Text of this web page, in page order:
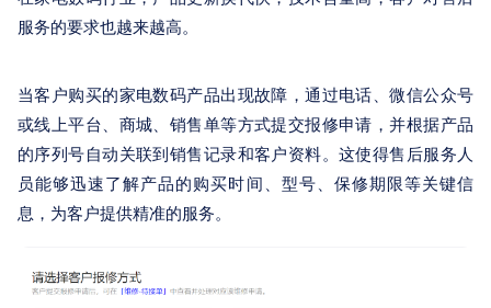
服务的要求也越来越高。
当客户购买的家电数码产品出现故障，通过电话、微信公众号
或线上平台、商城、销售单等方式提交报修申请，并根据产品
的序列号自动关联到销售记录和客户资料。这使得售后服务人
员能够迅速了解产品的购买时间、型号、保修期限等关键信
息，为客户提供精准的服务。